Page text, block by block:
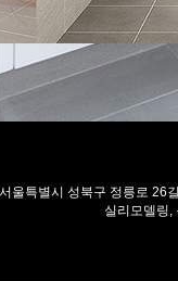
울특별시 성북구 정릉로
실리모델링,